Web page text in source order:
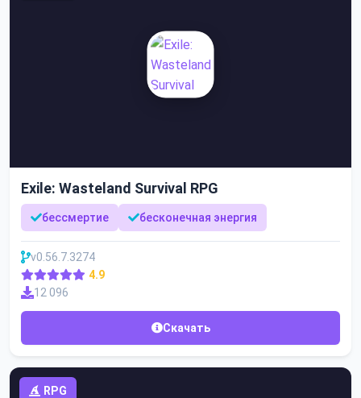
Exile: Wasteland Survival RPG
бессмертие бесконечная энергия
v0.56.7.3274
4.9
12 096
Скачать
RPG